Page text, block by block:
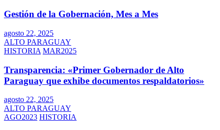
Gestión de la Gobernación, Mes a Mes
agosto 22, 2025
ALTO PARAGUAY
HISTORIA MAR2025
Transparencia: «Primer Gobernador de Alto
Paraguay que exhibe documentos respaldatorios»
agosto 22, 2025
ALTO PARAGUAY
AGO2023 HISTORIA